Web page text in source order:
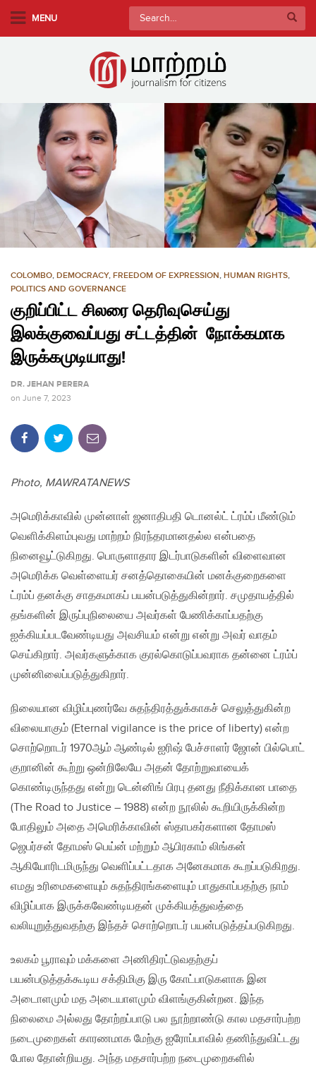
MENU
Search
for:
COLOMBO, DEMOCRACY, FREEDOM OF EXPRESSION, HUMAN RIGHTS,
POLITICS AND GOVERNANCE
குறிப்பிட்ட சிலரை தெரிவுசெய்து
இலக்குவைப்பது சட்டத்தின் நோக்கமாக
இருக்கமுடியாது!
DR. JEHAN PERERA
on June 7, 2023
Photo, MAWRATANEWS
அமெரிக்காவில் முன்னாள் ஜனாதிபதி டொனல்ட் ட்ரம்ப் மீண்டும்
வெளிக்கிளம்புவது மாற்றம் நிரந்தரமானதல்ல என்பதை
நினைவூட்டுகிறது. பொருளாதார இடர்பாடுகளின் விளைவான
அமெரிக்க வெள்ளையர் சனத்தொகையின் மனக்குறைகளை
ட்ரம்ப் தனக்கு சாதகமாகப் பயன்படுத்துகின்றார். சமுதாயத்தில்
தங்களின் இருப்புநிலையை அவர்கள் பேணிக்காப்பதற்கு
ஐக்கியப்படவேண்டியது அவசியம் என்று என்று அவர் வாதம்
செய்கிறார். அவர்களுக்காக குரல்கொடுப்பவராக தன்னை ட்ரம்ப்
முன்னிலைப்படுத்துகிறார்.
நிலையான விழிப்புணர்வே சுதந்திரத்துக்காகச் செலுத்துகின்ற
விலையாகும் (Eternal vigilance is the price of liberty) என்ற
சொற்றொடர் 1970ஆம் ஆண்டில் ஐரிஷ் பேச்சாளர் ஜோன் பில்பொட்
குறானின் கூற்று ஒன்றிலேயே அதன் தோற்றுவாயைக்
கொண்டிருந்தது என்று டென்னிங் பிரபு தனது நீதிக்கான பாதை
(The Road to Justice – 1988) என்ற நூலில் கூறியிருக்கின்ற
போதிலும் அதை அமெரிக்காவின் ஸ்தாபகர்களான தோமஸ்
ஜெபர்சன் தோமஸ் பெய்ன் மற்றும் ஆபிரகாம் லிங்கன்
ஆகியோரிடமிருந்து வெளிப்பட்டதாக அனேகமாக கூறப்படுகிறது.
எமது உரிமைகளையும் சுதந்திரங்களையும் பாதுகாப்பதற்கு நாம்
விழிப்பாக இருக்கவேண்டியதன் முக்கியத்துவத்தை
வலியுறுத்துவதற்கு இந்தச் சொற்றொடர் பயன்படுத்தப்படுகிறது.
உலகம் பூராவும் மக்களை அணிதிரட்டுவதற்குப்
பயன்படுத்தக்கூடிய சக்திமிகு இரு கோட்பாடுகளாக இன
அடைாளமும் மத அடையாளமும் விளங்குகின்றன. இந்த
நிலைமை அல்லது தோற்றப்பாடு பல நூற்றாண்டு கால மதசார்பற்ற
நடைமுறைகள் காரணமாக மேற்கு ஐரோப்பாவில் தணிந்துவிட்டது
போல தோன்றியது. அந்த மதசார்பற்ற நடைமுறைகளில்